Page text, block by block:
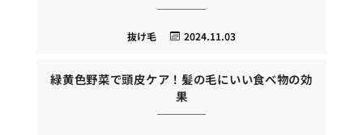
2024.11.03
抜け毛
緑黄色野菜で頭皮ケア！髪の毛にいい食べ物の効
果